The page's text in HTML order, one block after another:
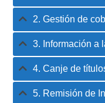
2. Gestión de
3. Información a
4. Canje de
5. Remisión de